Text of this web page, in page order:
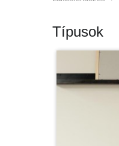
Típusok